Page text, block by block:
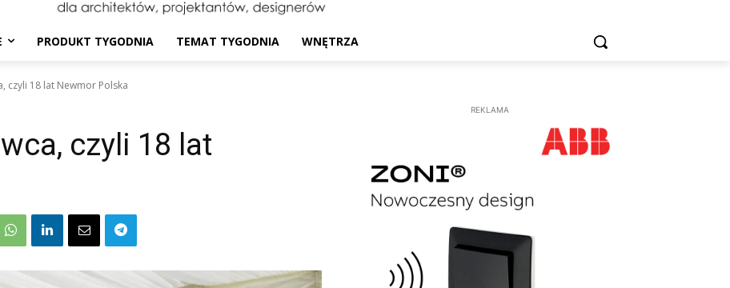
PRODUKT TYGODNIA TEMAT TYGODNIA WNĘTRZA
czyli 18 lat Newmor Polska
czyli 18 lat
REKLAMA